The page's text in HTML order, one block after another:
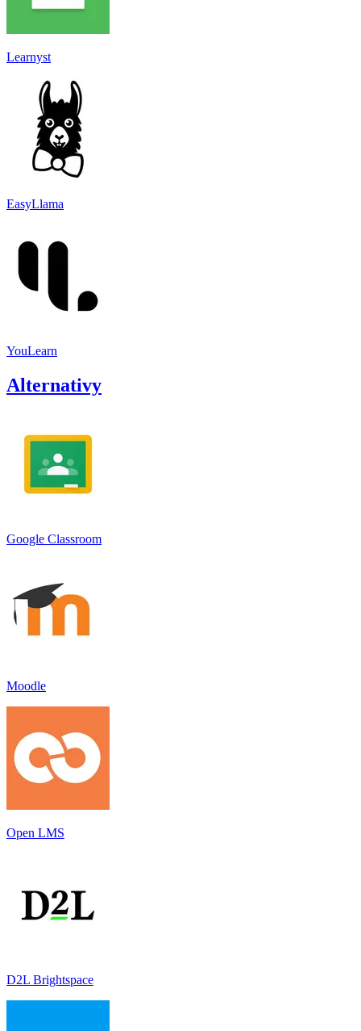
Learnyst
EasyLlama
YouLearn
Alternativy
Google Classroom
Moodle
Open LMS
D2L Brightspace